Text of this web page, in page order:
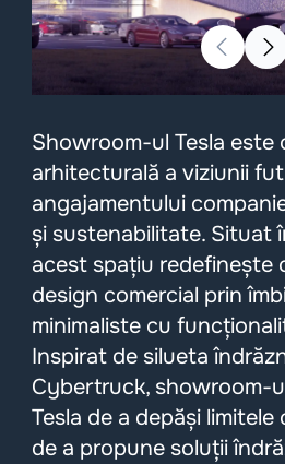
Showroom-ul Tesla este
arhitecturală a viziunii
angajamentului
și sustenabilitate. Situat
acest spațiu redefinește
design comercial prin
minimaliste cu
Inspirat de silueta
Cybertruck, showroom-
Tesla de a depăși
de a propune soluții